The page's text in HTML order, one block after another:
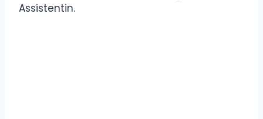
Assistentin.